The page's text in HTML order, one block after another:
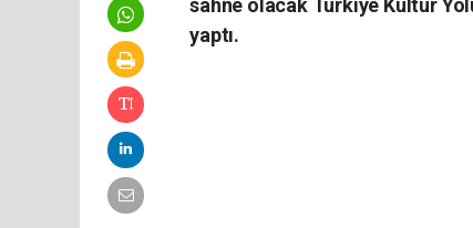
sahne olacak Türkiye Kültür
yaptı.